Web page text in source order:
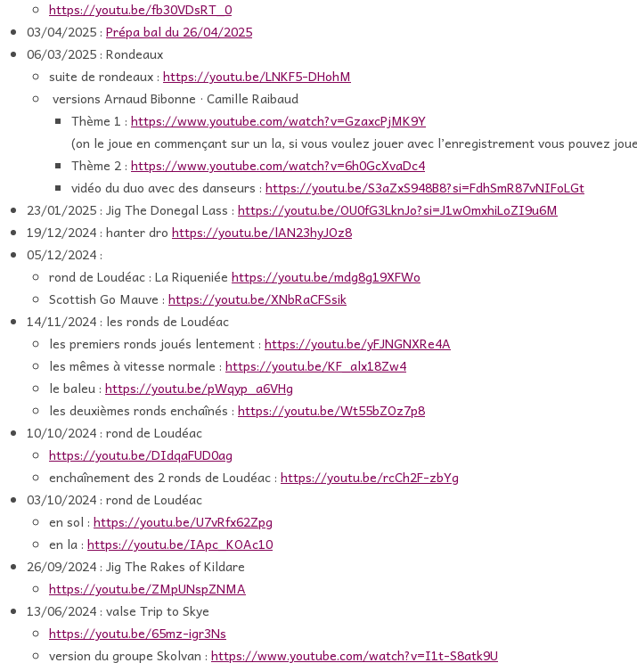
https://youtu.be/fb30VDsRT_0
03/04/2025 : Prépa bal du 26/04/2025
06/03/2025 : Rondeaux
suite de rondeaux : https://youtu.be/LNKF5-DHohM
versions Arnaud Bibonne · Camille Raibaud
Thème 1 : https://www.youtube.com/watch?v=GzaxcPjMK9Y
(on le joue en commençant sur un la, si vous voulez jouer avec l’enregistrement vous pouvez
Thème 2 : https://www.youtube.com/watch?v=6h0GcXvaDc4
vidéo du duo avec des danseurs : https://youtu.be/S3aZxS948B8?si=FdhSmR87vNIFoLGt
23/01/2025 : Jig The Donegal Lass : https://youtu.be/OU0fG3LknJo?si=J1wOmxhiLoZI9u6M
19/12/2024 : hanter dro https://youtu.be/lAN23hyJOz8
05/12/2024 :
rond de Loudéac : La Riqueniée https://youtu.be/mdg8g19XFWo
Scottish Go Mauve : https://youtu.be/XNbRaCFSsik
14/11/2024 : les ronds de Loudéac
les premiers ronds joués lentement : https://youtu.be/yFJNGNXRe4A
les mêmes à vitesse normale : https://youtu.be/KF_alx18Zw4
le baleu : https://youtu.be/pWqyp_a6VHg
les deuxièmes ronds enchaînés : https://youtu.be/Wt55bZOz7p8
10/10/2024 : rond de Loudéac
https://youtu.be/DIdqaFUD0ag
enchaînement des 2 ronds de Loudéac : https://youtu.be/rcCh2F-zbYg
03/10/2024 : rond de Loudéac
en sol : https://youtu.be/U7vRfx62Zpg
en la : https://youtu.be/IApc_KOAc10
26/09/2024 : Jig The Rakes of Kildare
https://youtu.be/ZMpUNspZNMA
13/06/2024 : valse Trip to Skye
https://youtu.be/65mz-igr3Ns
version du groupe Skolvan : https://www.youtube.com/watch?v=I1t-S8atk9U